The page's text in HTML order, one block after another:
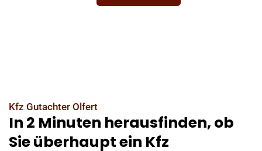
Kfz Gutachter Olfert
In 2 Minuten herausfinden, ob
Sie überhaupt ein Kfz